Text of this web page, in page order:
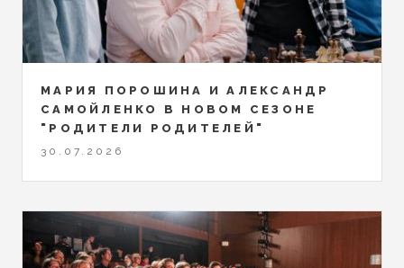
МАРИЯ ПОРОШИНА И АЛЕКСАНДР
САМОЙЛЕНКО В НОВОМ СЕЗОНЕ
"РОДИТЕЛИ РОДИТЕЛЕЙ"
30.07.2026